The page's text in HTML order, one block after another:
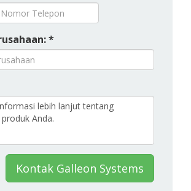
*
Kontak Galleon Systems